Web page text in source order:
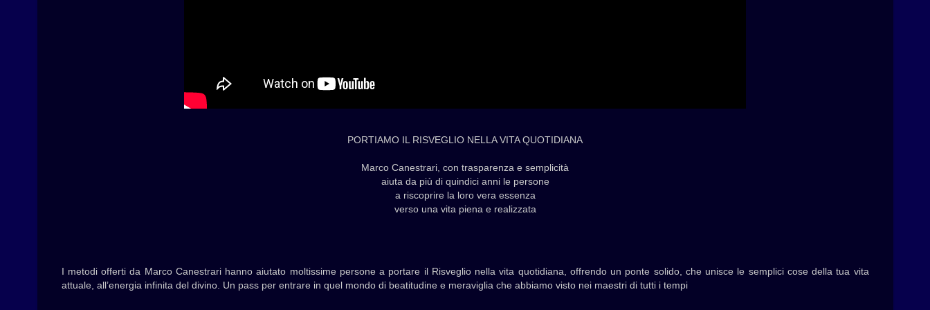
PORTIAMO IL RISVEGLIO NELLA VITA QUOTIDIANA
Marco Canestrari, con trasparenza e semplicità
aiuta da più di quindici anni le persone
a riscoprire la loro vera essenza
verso una vita piena e realizzata
I metodi offerti da Marco Canestrari hanno aiutato moltissime persone a portare il Risveglio nella vita quotidiana, offrendo un ponte solido, che unisce le semplici cose della tua vita
attuale, all’energia infinita del divino. Un pass per entrare in quel mondo di beatitudine e meraviglia che abbiamo visto nei maestri di tutti i tempi